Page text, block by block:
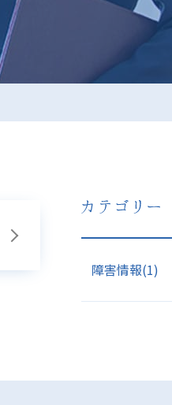
障害情報(1)